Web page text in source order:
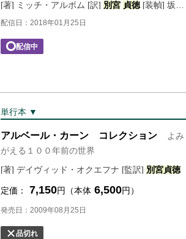
[著] ミッチ・アルボム [訳] 別宮 貞徳 [装幀] 坂川栄治＋鳴田小夜子（坂川事務所） [外函装画] 秋山 花
配信日：2018年01月25日
配信中
単行本 ▼
アルベール・カーン コレクション
よみ
がえる１００年前の世界
[著] デイヴィッド・オクエフナ [監訳] 別宮貞徳
定価： 7,150円（本体 6,500円）
発売日：2009年08月25日
品切れ